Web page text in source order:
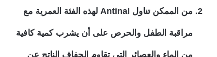
من الممكن تناول Antinal لهذه الفئة العمرية مع
مراقبة الطفل والحرص على أن يشرب كمية كافية
من الماء والعصائر التي تقاوم الجفاف الناتج عن